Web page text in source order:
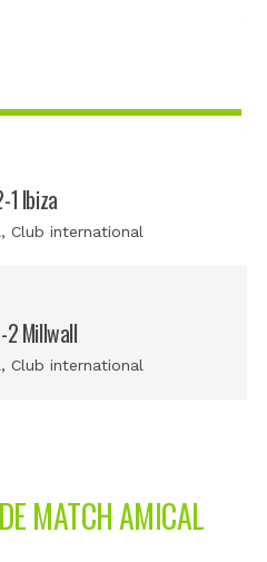
1 Ibiza
, Club international
2 Millwall
, Club international
MATCH AMICAL